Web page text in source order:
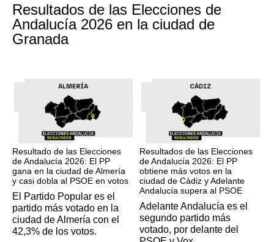
Resultados de las Elecciones de
Andalucía 2026 en la ciudad de
Granada
Resultado de las Elecciones
de Andalucía 2026: El PP
gana en la ciudad de Almería
y casi dobla al PSOE en votos
El Partido Popular es el
partido más votado en la
ciudad de Almería con el
42,3% de los votos.
Resultados de las Elecciones
de Andalucía 2026: El PP
obtiene más votos en la
ciudad de Cádiz y Adelante
Andalucía supera al PSOE
Adelante Andalucía es el
segundo partido más
votado, por delante del